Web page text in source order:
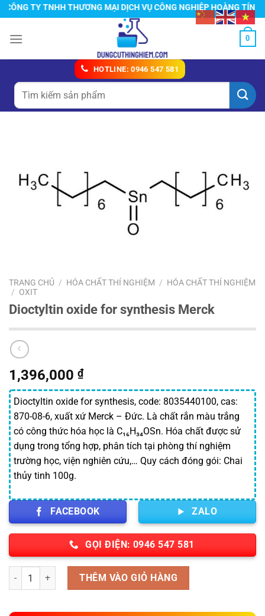
Chuyển
đến
nội
TY TNHH THƯƠNG MẠI DỊCH VỤ CÔNG NGHIỆP HOÀNG TÍN
0
HOTLINE: 0946 547 581
Tìm
kiếm:
TRANG CHỦ / HÓA CHẤT THÍ NGHIỆM / HÓA CHẤT THÍ NGHIỆM
/ OXIT
Dioctyltin oxide for synthesis Merck
1,396,000 ₫
Dioctyltin oxide for synthesis, code: 8035440100, cas:
870-08-6, xuất xứ Merck – Đức. Là chất rắn màu trắng
có công thức hóa học là C₁₆H₃₄OSn. Hóa chất được sử
dụng trong tổng hợp, phân tích tại phòng thí nghiệm
trường học, viện nghiên cứu,… Quy cách đóng gói: Chai
thủy tinh 100g.
FACEBOOK ZALO
GỌI ĐIỆN: 0946 547 581
Số lượng THÊM VÀO GIỎ HÀNG